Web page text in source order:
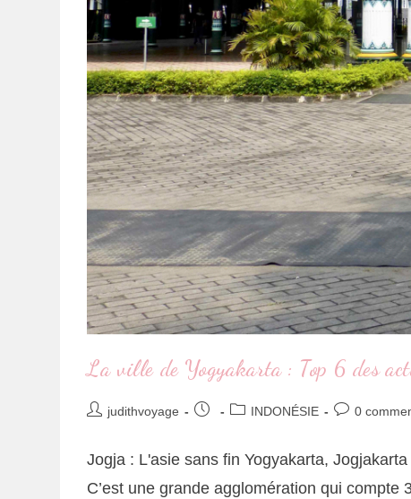
La ville de Yogyakarta : Top 6 des
judithvoyage INDONÉSIE 0
Jogja : L'asie sans fin Yogyakarta,
C’est une grande agglomération qui compte